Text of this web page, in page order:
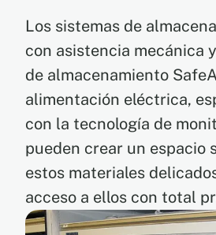
Los sistemas de
con asistencia mecánica
de almacenamiento
alimentación eléctrica,
con la tecnología de
pueden crear un espacio
estos materiales
acceso a ellos con total